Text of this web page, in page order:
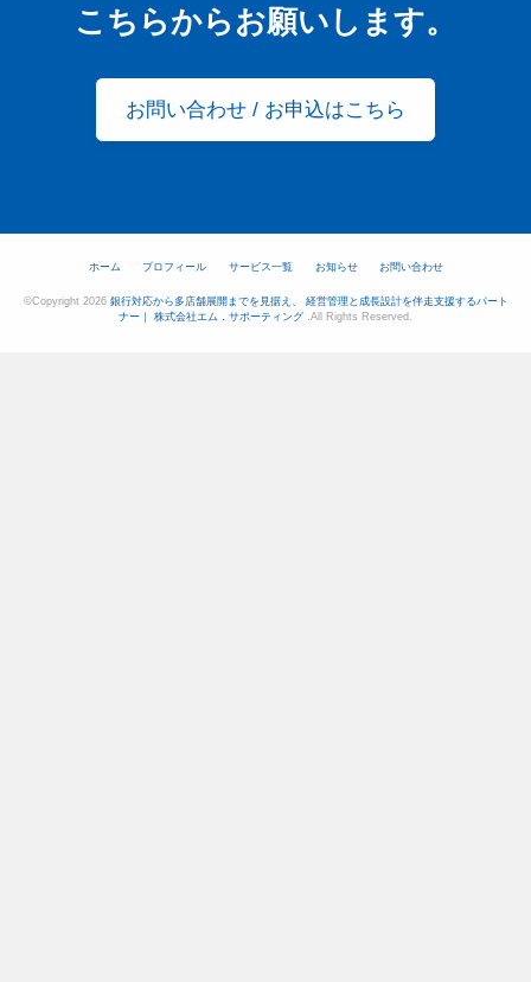
こちらからお願いします。
お問い合わせ / お申込はこちら
ホーム プロフィール サービス一覧 お知らせ お問い合わせ
©Copyright 2026 銀行対応から多店舗展開までを見据え、 経営管理と成長設計を伴走支援するパート
ナー｜ 株式会社エム．サポーティング .All Rights Reserved.